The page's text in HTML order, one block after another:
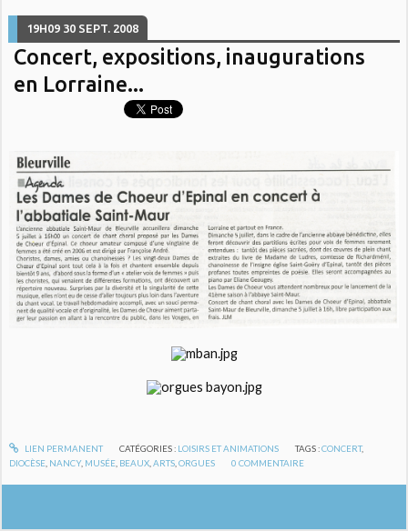
19H09 30 SEPT. 2008
Concert, expositions, inaugurations
en Lorraine...
LIEN PERMANENT CATÉGORIES : LOISIRS ET ANIMATIONS TAGS :CONCERT,
DIOCÈSE NANCY, MUSÉE BEAUX ,ARTS ,ORGUES 0 COMMENTAIRE